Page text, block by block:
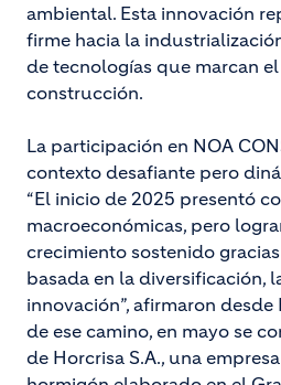
ambiental. Esta innovación
firme hacia la
de tecnologías que marcan
construcción.
La participación en NOA
contexto desafiante pero
“El inicio de 2025 presentó
macroeconómicas, pero
crecimiento sostenido
basada en la diversificación,
innovación”, afirmaron
de ese camino, en mayo se
de Horcrisa S.A., una